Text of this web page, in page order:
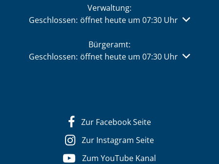
Verwaltung:
Klicken, um weitere Öffnungs- oder Schließzeiten
Geschlossen: öffnet heute um 07:30 Uhr
Bürgeramt:
Klicken, um weitere Öffnungs- oder Schließzeiten
Geschlossen: öffnet heute um 07:30 Uhr
Zur Facebook Seite
Zur Instagram Seite
Zum YouTube Kanal